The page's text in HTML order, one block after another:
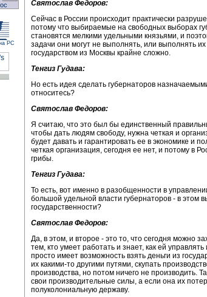
РС
Святослав Федоров:
Сейчас в России происходит практически
потому что выбираемые на свободных выборах
становятся мелкими удельными князьями, и
задачи они могут не выполнять, или выполнять
государством из Москвы крайне сложно.
Тенгиз Гудава:
Но есть идея сделать губернаторов
относитесь?
Святослав Федоров:
Я считаю, что это был бы единственный
чтобы дать людям свободу, нужна четкая и
будет давать и гарантировать ее в экономике и
четкая организация, сегодня ее нет, и потому в
грибы.
Тенгиз Гудава:
То есть, вот именно в разобщенности в
большой удельной власти губернаторов - в этом
государственности?
Святослав Федоров:
Да, в этом, и второе - это то, что сегодня можно
тем, кто умеет работать и знает, как ей
просто имеет возможность взять деньги из
их какими-то другими путями, скупать
производства, но потом ничего не производить.
свои производительные силы, а если она их
полуколониальную державу.